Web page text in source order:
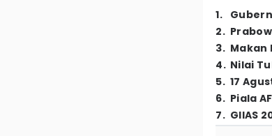
1.
2.
3. Makan
4. Nilai
5. 17
6. Piala
7. GIIAS